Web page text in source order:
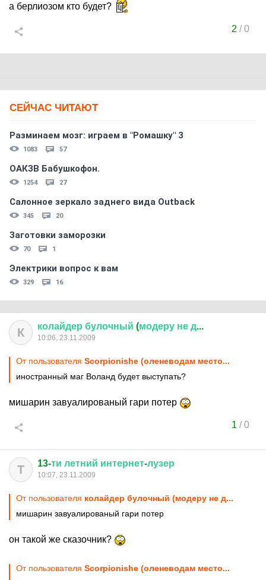
а берлиозом кто будет?
2 /0
СЕЙЧАС ЧИТАЮТ
Разминаем мозг: играем в "Ромашку" 3
1083 57
ОАКЗВ Бабушкофон.
1254 27
Салонное зеркало заднего вида Outback
345 20
Заготовки заморозки
70 1
Электрики вопрос к вам
329 16
К колайдер булочный (модеру не д...
10:06, 23.11.2009
От пользователя Scorpionishe (оленеводам место...
иностранный маг Воланд будет выступать?
мишарин завуалированый гари потер
1 /0
Т 13-ти летний интернет-лузер
10:07, 23.11.2009
От пользователя колайдер булочный (модеру не д...
мишарин завуалированый гари потер
он такой же сказочник?
От пользователя Scorpionishe (оленеводам место...